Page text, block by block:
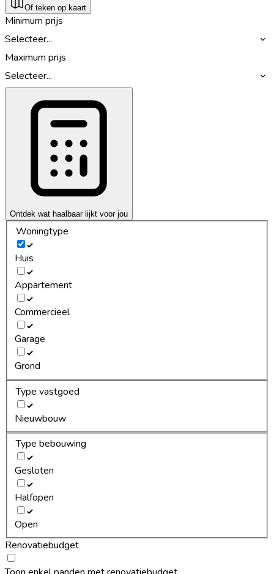
Of teken op kaart
Minimum prijs
Selecteer...
Maximum prijs
Selecteer...
Ontdek wat haalbaar lijkt voor jou
Woningtype
Huis
Appartement
Commercieel
Garage
Grond
Type vastgoed
Nieuwbouw
Type bebouwing
Gesloten
Halfopen
Open
Renovatiebudget